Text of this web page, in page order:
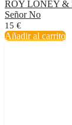
ROY LONEY &
Señor No
15 €
Añadir al carrito